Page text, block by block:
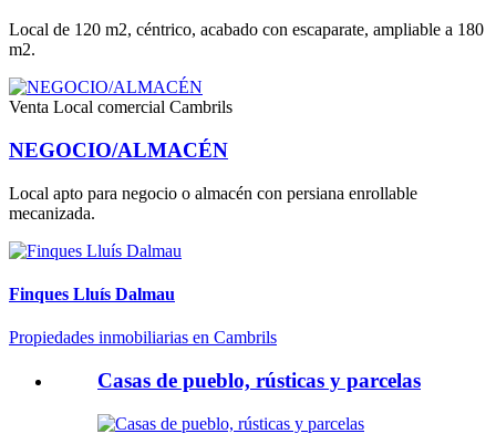
Local de 120 m2, céntrico, acabado con escaparate, ampliable a 180
m2.
Venta Local comercial Cambrils
NEGOCIO/ALMACÉN
Local apto para negocio o almacén con persiana enrollable
mecanizada.
Finques Lluís Dalmau
Propiedades inmobiliarias en Cambrils
Casas de pueblo, rústicas y parcelas